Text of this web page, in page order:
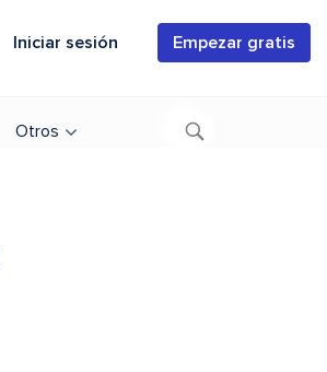
Iniciar sesión Empezar gratis
Otros